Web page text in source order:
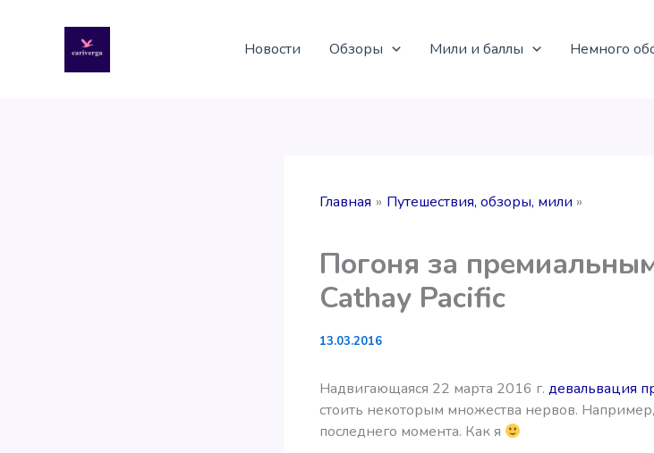
содержимому
Новости Обзоры Мили и баллы Немного
Главная Путешествия, обзоры, мили
Погоня за
Cathay Pacific
13.03.2016
Надвигающаяся 22 марта 2016 г. девальвация
стоить некоторым множества нервов.
последнего момента. Как я